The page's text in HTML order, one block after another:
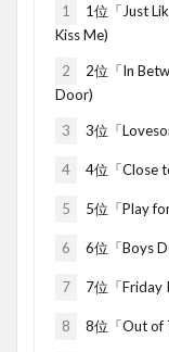
1
1位「Just
Kiss Me)
2
2位「In
Door)
3 3位「
4 4位「Close
5 5位「Play
6 6位「Boys
7 7位「Friday
8 8位「Out of